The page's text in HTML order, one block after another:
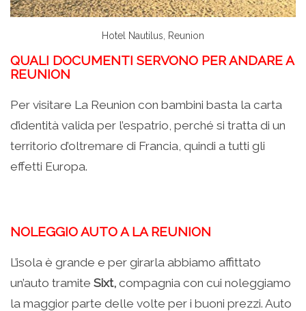
Hotel Nautilus, Reunion
QUALI DOCUMENTI SERVONO PER ANDARE A
REUNION
Per visitare La Reunion con bambini basta la carta
d’identità valida per l’espatrio, perché si tratta di un
territorio d’oltremare di Francia, quindi a tutti gli
effetti Europa.
NOLEGGIO AUTO A LA REUNION
L’isola è grande e per girarla abbiamo affittato
un’auto tramite Sixt, compagnia con cui noleggiamo
la maggior parte delle volte per i buoni prezzi. Auto